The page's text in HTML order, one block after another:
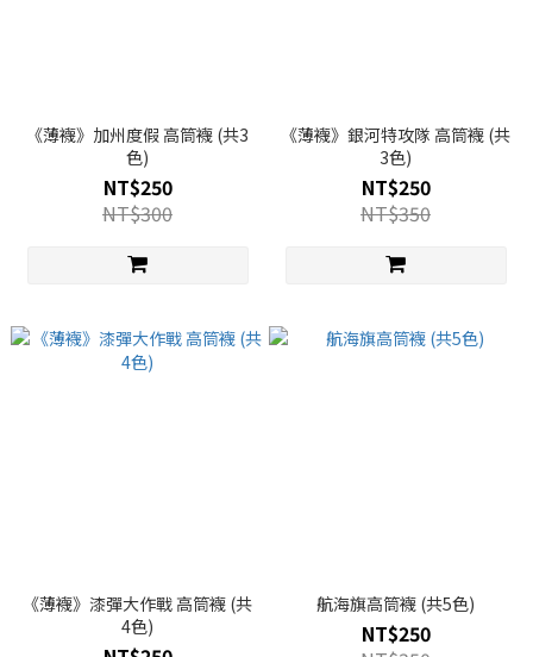
《薄襪》加州度假 高筒襪 (共3
色)
NT$250
NT$300
《薄襪》銀河特攻隊 高筒襪 (共
3色)
NT$250
NT$350
《薄襪》漆彈大作戰 高筒襪 (共
4色)
航海旗高筒襪 (共5色)
NT$250